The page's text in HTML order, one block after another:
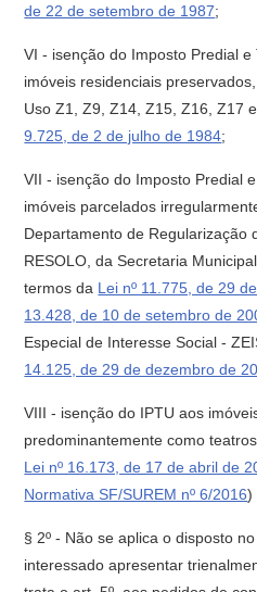
de 22 de setembro de 1987;
VI - isenção do Imposto Predial
imóveis residenciais
Uso Z1, Z9, Z14, Z15, Z16, Z17
9.725, de 2 de julho de 1984;
VII - isenção do Imposto Predial
imóveis parcelados
Departamento de Regularização
RESOLO, da Secretaria
termos da Lei nº 11.775, de 29
13.428, de 10 de setembro de
Especial de Interesse Social -
14.125, de 29 de dezembro de
VIII - isenção do IPTU aos
predominantemente como
Lei nº 16.173, de 17 de abril de
Normativa SF/SUREM nº 6/2016)
§ 2º - Não se aplica o disposto
interessado apresentar